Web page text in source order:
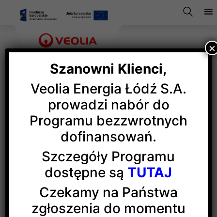
Kadrowicze SAV zwiedzali
EC4
Kadrowicze 10. edycji Sportowej Akademii Veolia
spotkali się na pierwszym w tym roku zjeździe,
podczas którego uczestniczyli w zajęciach
związanych z realizacją programu SAV. Jedną
z części zjazdu było zwiedzanie elektrociepłowni
Szanowni Klienci,
Veolia Energia Łódź S.A.
prowadzi nabór do
Programu bezzwrotnych
dofinansowań.
Szczegóły Programu
dostępne są TUTAJ
Czekamy na Państwa
zgłoszenia do momentu
×